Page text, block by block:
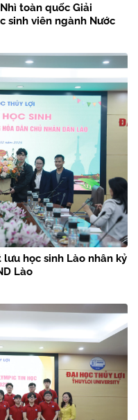
toàn quốc Giải
sinh viên ngành Nước
học sinh Lào nhân kỷ
Lào